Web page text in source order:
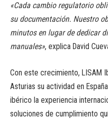
«Cada cambio regulatorio
su documentación. Nuestro
minutos en lugar de dedicar
manuales», explica David
Con este crecimiento, LISAM
Asturias su actividad en
ibérico la experiencia
soluciones de cumplimiento